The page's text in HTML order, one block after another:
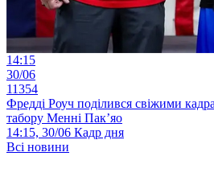
14:15
30/06
11354
Фредді Роуч поділився свіжими
табору Менні Пак’яо
14:15, 30/06 Кадр дня
Всі новини